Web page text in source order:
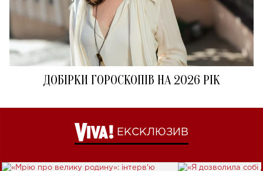
ДОБІРКИ ГОРОСКОПІВ НА 2026 РІК
ЕКСКЛЮЗИВ